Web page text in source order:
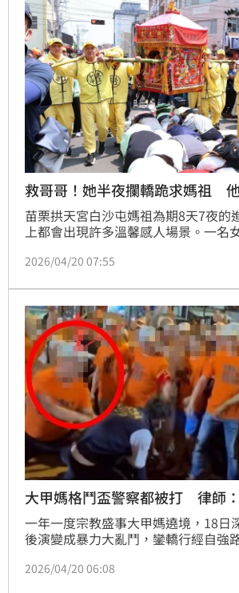
救哥哥！她半夜攔轎跪求媽祖
苗栗拱天宮白沙屯媽祖為期8天7夜的
上都會出現許多溫馨感人場景。一名
沒想到一年後，乾哥哥奇蹟康復，今
2026/04/20 07:55
大甲媽格鬥盃警察都被打 律師
一年一度宗教盛事大甲媽遶境，18日
後演變成暴力大亂鬥，鑾轎行經自強
嚴重的肢體衝突，一共3名員警掛彩送
2026/04/20 06:08